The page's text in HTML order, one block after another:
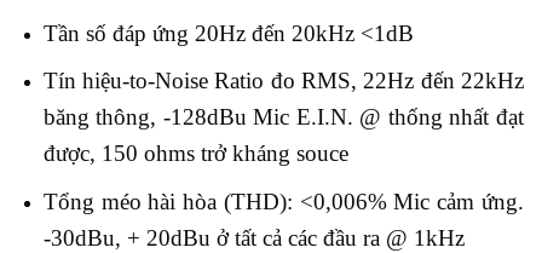
Tần số đáp ứng 20Hz đến 20kHz <1dB
Tín hiệu-to-Noise Ratio đo RMS, 22Hz đến 22kHz
băng thông, -128dBu Mic E.I.N. @ thống nhất đạt
được, 150 ohms trở kháng souce
Tổng méo hài hòa (THD): <0,006% Mic cảm ứng.
-30dBu, + 20dBu ở tất cả các đầu ra @ 1kHz